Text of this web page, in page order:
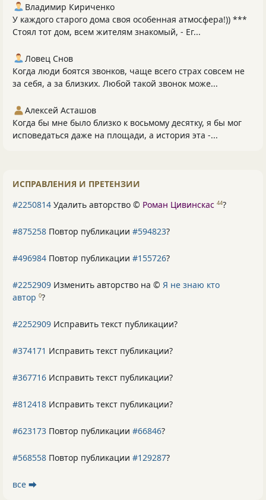
Владимир Кириченко
У каждого старого дома своя особенная атмосфера!)) ***
Стоял тот дом, всем жителям знакомый, - Ег...
Ловец Снов
Когда люди боятся звонков, чаще всего страх совсем не
за себя, а за близких. Любой такой звонок може...
Алексей Асташов
Когда бы мне было близко к восьмому десятку, я бы мог
исповедаться даже на площади, а история эта -...
ИСПРАВЛЕНИЯ И ПРЕТЕНЗИИ
#2250814 Удалить авторство © Роман Цивинскас 44?
#875258 Повтор публикации #594823?
#496984 Повтор публикации #155726?
#2252909 Изменить авторство на © Я не знаю кто
автор 0?
#2252909 Исправить текст публикации?
#374171 Исправить текст публикации?
#367716 Исправить текст публикации?
#812418 Исправить текст публикации?
#623173 Повтор публикации #66846?
#568558 Повтор публикации #129287?
все ⮕